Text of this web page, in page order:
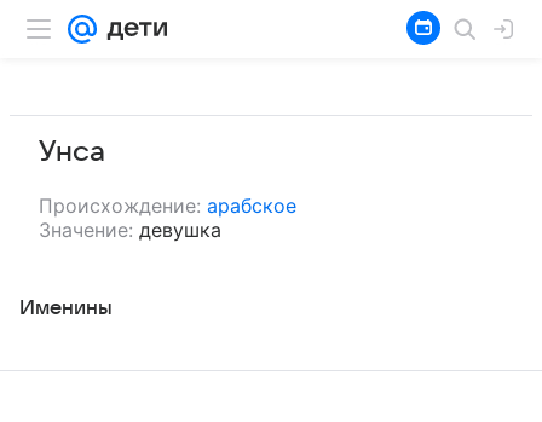
Унса
Происхождение: арабское
Значение: девушка
Именины